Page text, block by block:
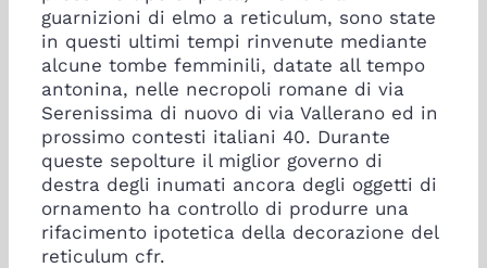
guarnizioni di elmo a reticulum, sono state
in questi ultimi tempi rinvenute mediante
alcune tombe femminili, datate all tempo
antonina, nelle necropoli romane di via
Serenissima di nuovo di via Vallerano ed in
prossimo contesti italiani 40. Durante
queste sepolture il miglior governo di
destra degli inumati ancora degli oggetti di
ornamento ha controllo di produrre una
rifacimento ipotetica della decorazione del
reticulum cfr.